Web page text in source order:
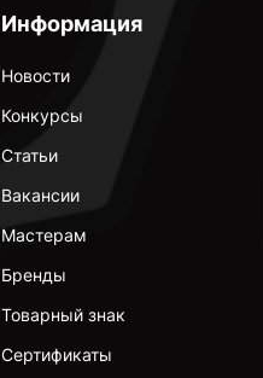
Информация
Новости
Конкурсы
Статьи
Вакансии
Мастерам
Бренды
Товарный знак
Сертификаты